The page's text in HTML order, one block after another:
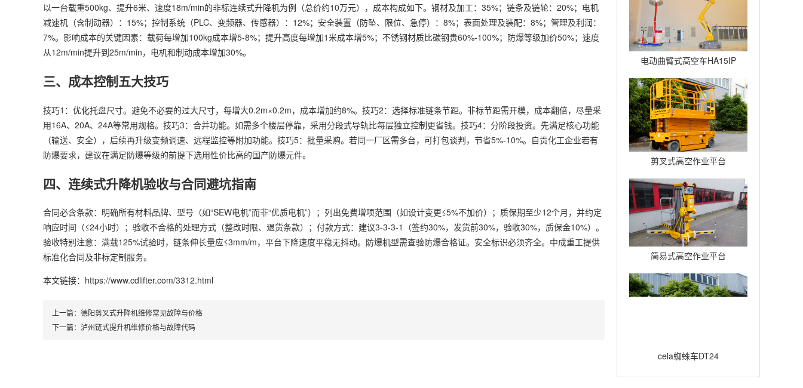
电动曲臂式高空车HA15IP
剪叉式高空作业平台
Compact12
简易式高空作业平台
Quickup7
cela蜘蛛车DT24
以一台载重500kg、提升6米、速度18m/min的非标连续式升降机为例（总价约10万元），成本构成如下。钢材及加工：35%；链条及链轮：20%；电机
减速机（含制动器）：15%；控制系统（PLC、变频器、传感器）：12%；安全装置（防坠、限位、急停）：8%；表面处理及装配：8%；管理及利润：
7%。影响成本的关键因素：载荷每增加100kg成本增5-8%；提升高度每增加1米成本增5%；不锈钢材质比碳钢贵60%-100%；防爆等级加价50%；速度
从12m/min提升到25m/min，电机和制动成本增加30%。
三、成本控制五大技巧
技巧1：优化托盘尺寸。避免不必要的过大尺寸，每增大0.2m×0.2m，成本增加约8%。技巧2：选择标准链条节距。非标节距需开模，成本翻倍，尽量采
用16A、20A、24A等常用规格。技巧3：合并功能。如需多个楼层停靠，采用分段式导轨比每层独立控制更省钱。技巧4：分阶段投资。先满足核心功能
（输送、安全），后续再升级变频调速、远程监控等附加功能。技巧5：批量采购。若同一厂区需多台，可打包谈判，节省5%-10%。自贡化工企业若有
防爆要求，建议在满足防爆等级的前提下选用性价比高的国产防爆元件。
四、连续式升降机验收与合同避坑指南
合同必含条款：明确所有材料品牌、型号（如“SEW电机”而非“优质电机”）；列出免费增项范围（如设计变更≤5%不加价）；质保期至少12个月，并约定
响应时间（≤24小时）；验收不合格的处理方式（整改时限、退货条款）；付款方式：建议3-3-3-1（签约30%，发货前30%，验收30%，质保金10%）。
验收特别注意：满载125%试验时，链条伸长量应≤3mm/m，平台下降速度平稳无抖动。防爆机型需查验防爆合格证。安全标识必须齐全。中成重工提供
标准化合同及非标定制服务。
本文链接：https://www.cdlifter.com/3312.html
上一篇： 德阳剪叉式升降机维修常见故障与价格
下一篇： 泸州链式提升机维修价格与故障代码